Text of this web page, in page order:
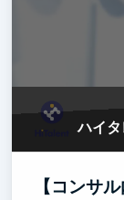
ハイ
【コンサ